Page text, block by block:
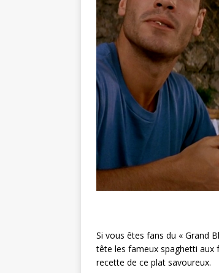
Si vous êtes fans du « Grand
tête les fameux spaghetti aux
recette de ce plat savoureux.